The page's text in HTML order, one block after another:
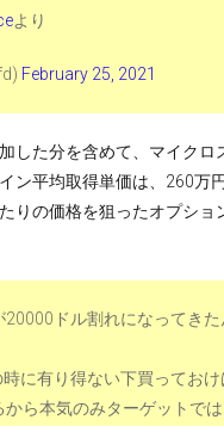
より
February 25, 2021
した分を含めて、マイクロ
ン平均取得単価は、260万
りの価格を狙ったオプショ
20000ドル割れになってきた
に有り得ない下買ってお
から本気のみターゲットで